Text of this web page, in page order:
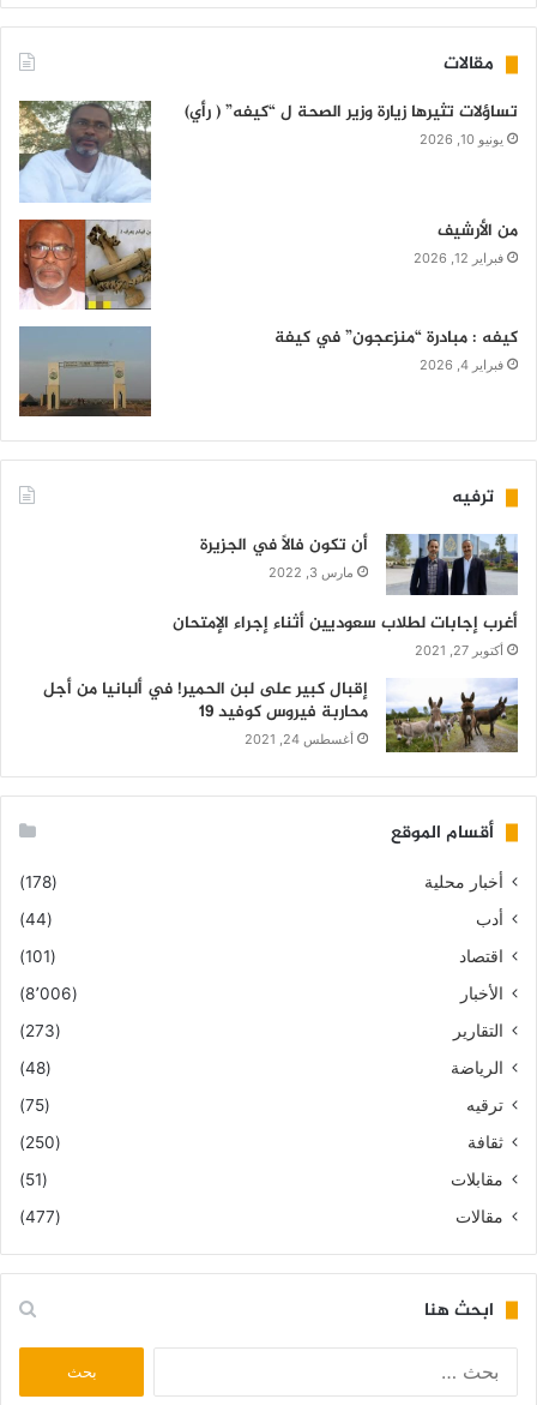
مقالات
تساؤلات تثيرها زيارة وزير الصحة ل “كيفه” ( رأي)
يونيو 10, 2026
من الأرشيف
فبراير 12, 2026
كيفه : مبادرة “منزعجون” في كيفة
فبراير 4, 2026
ترفيه
أن تكون فالاً في الجزيرة
مارس 3, 2022
أغرب إجابات لطلاب سعوديين أثناء إجراء الإمتحان
أكتوبر 27, 2021
إقبال كبير على لبن الحمير! في ألبانيا من أجل
محاربة فيروس كوفيد 19
أغسطس 24, 2021
أقسام الموقع
أخبار محلية
(178)
أدب
(44)
اقتصاد
(101)
الأخبار
(8٬006)
التقارير
(273)
الرياضة
(48)
ترقيه
(75)
ثقافة
(250)
مقابلات
(51)
مقالات
(477)
ابحث هنا